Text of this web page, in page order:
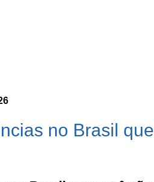
no Brasil